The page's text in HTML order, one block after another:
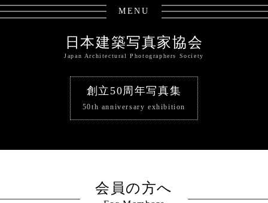
MENU
日本建築写真家協会
Japan Architectural Photographers Society
創立50周年写真集
50th anniversary exhibition
会員の方へ